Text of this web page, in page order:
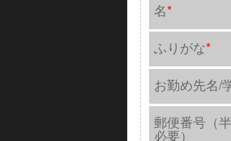
名*
ふりがな*
お勤め先名/
郵便番号（
必要）